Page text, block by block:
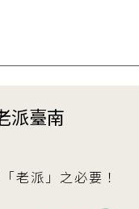
派臺南
老派」之必要！